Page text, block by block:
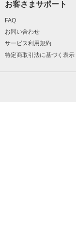
お客さまサポート
FAQ
お問い合わせ
サービス利用規約
特定商取引法に基づく表示